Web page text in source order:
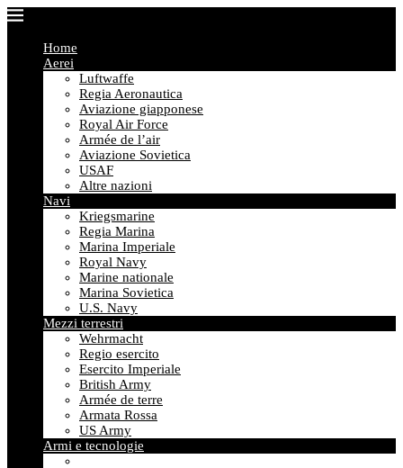
Home
Aerei
Luftwaffe
Regia Aeronautica
Aviazione giapponese
Royal Air Force
Armée de l’air
Aviazione Sovietica
USAF
Altre nazioni
Navi
Kriegsmarine
Regia Marina
Marina Imperiale
Royal Navy
Marine nationale
Marina Sovietica
U.S. Navy
Mezzi terrestri
Wehrmacht
Regio esercito
Esercito Imperiale
British Army
Armée de terre
Armata Rossa
US Army
Armi e tecnologie